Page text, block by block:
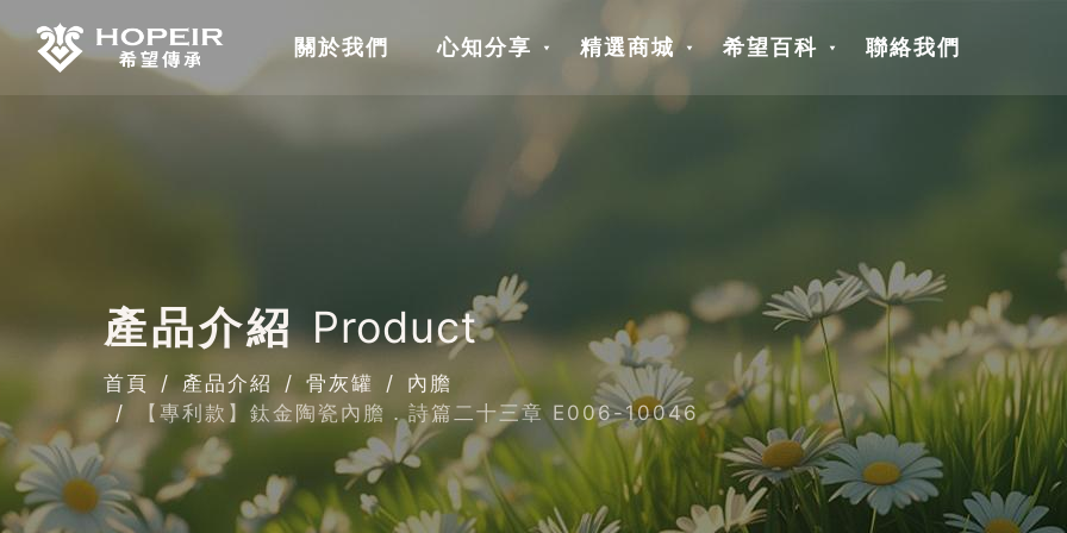
關於我們 心知分享 精選商城 希望百科 聯絡我們
產品介紹 Product
首頁 產品介紹 骨灰罐
內膽
【專利款】鈦金陶瓷內膽．詩篇二十三章 E006-10046